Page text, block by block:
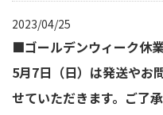
2023/04/25
■ゴールデンウィーク休
5月7日（日）は発送やお
せていただきます。ご了